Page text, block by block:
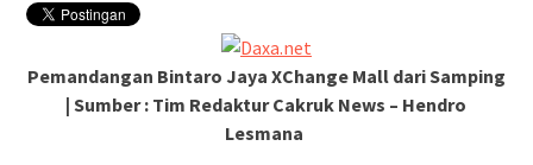
Pemandangan Bintaro Jaya XChange Mall dari Samping
| Sumber : Tim Redaktur Cakruk News – Hendro
Lesmana